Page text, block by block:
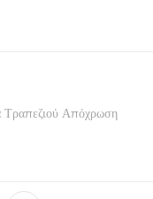
Απόχρωση